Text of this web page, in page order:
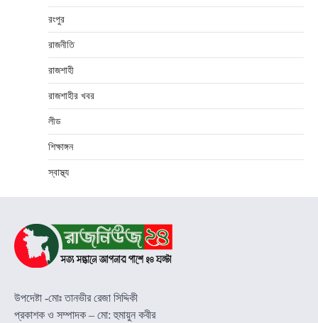
রংপুর
রাজনীতি
রাজশাহী
রাজশাহীর খবর
লীড
শিক্ষাঙ্গন
স্বাস্থ্য
উপদেষ্টা -মোঃ তানভীর রেজা সিদ্দিকী
প্রকাশক ও সম্পাদক – মো: হুমায়ুন কবীর